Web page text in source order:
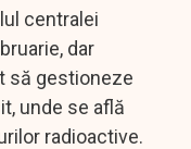
centralei
dar
să gestioneze
unde se află
radioactive.